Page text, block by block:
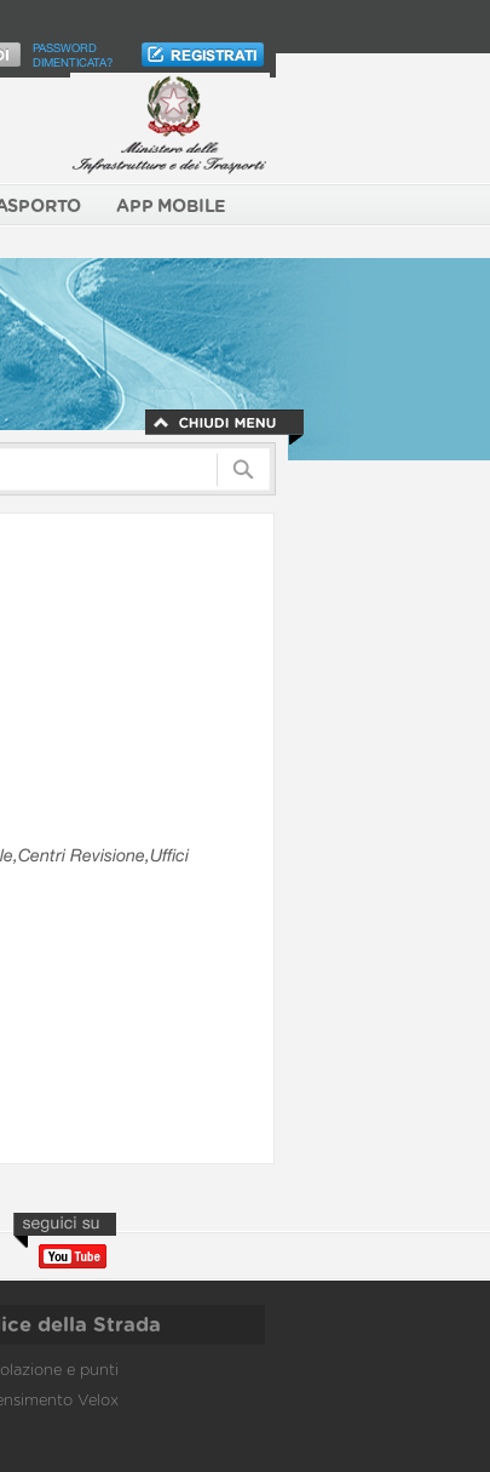
PASSWORD
DIMENTICATA?
APP MOBILE
Revisione,Uffici
della Strada
e punti
Velox